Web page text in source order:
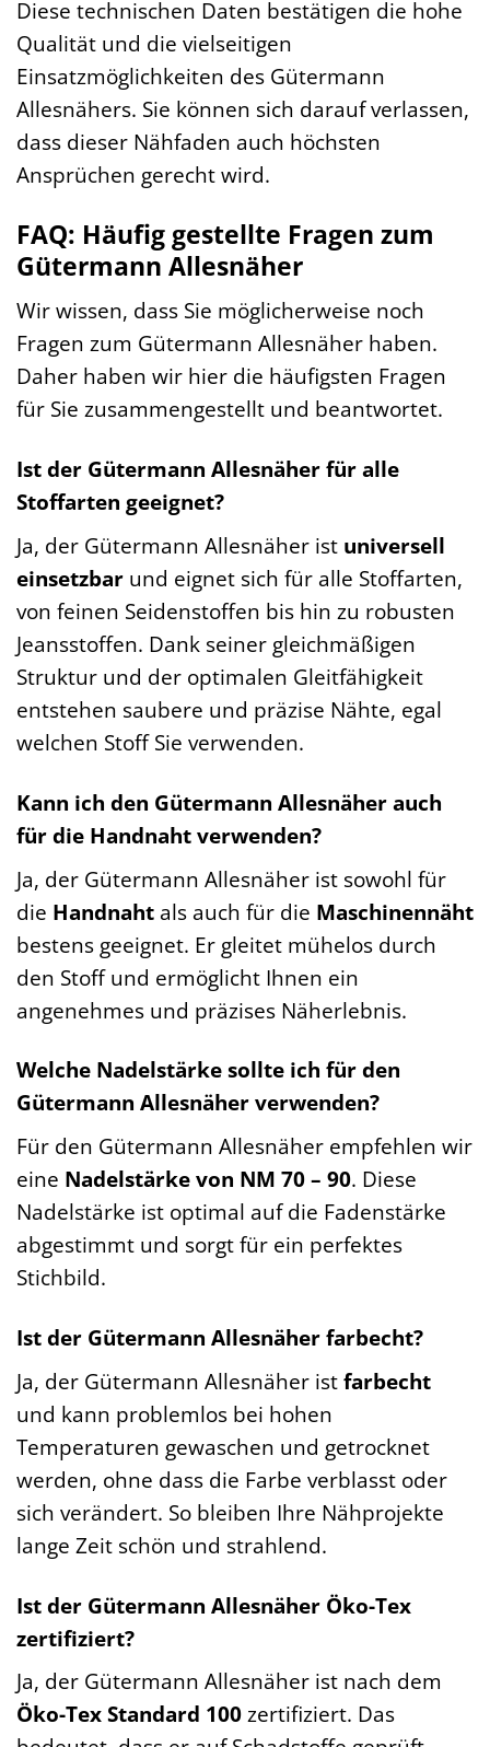
Diese technischen Daten bestätigen die hohe
Qualität und die vielseitigen
Einsatzmöglichkeiten des Gütermann
Allesnähers. Sie können sich darauf verlassen,
dass dieser Nähfaden auch höchsten
Ansprüchen gerecht wird.
FAQ: Häufig gestellte Fragen zum
Gütermann Allesnäher
Wir wissen, dass Sie möglicherweise noch
Fragen zum Gütermann Allesnäher haben.
Daher haben wir hier die häufigsten Fragen
für Sie zusammengestellt und beantwortet.
Ist der Gütermann Allesnäher für alle
Stoffarten geeignet?
Ja, der Gütermann Allesnäher ist universell
einsetzbar und eignet sich für alle Stoffarten,
von feinen Seidenstoffen bis hin zu robusten
Jeansstoffen. Dank seiner gleichmäßigen
Struktur und der optimalen Gleitfähigkeit
entstehen saubere und präzise Nähte, egal
welchen Stoff Sie verwenden.
Kann ich den Gütermann Allesnäher auch
für die Handnaht verwenden?
Ja, der Gütermann Allesnäher ist sowohl für
die Handnaht als auch für die Maschinennäht
bestens geeignet. Er gleitet mühelos durch
den Stoff und ermöglicht Ihnen ein
angenehmes und präzises Näherlebnis.
Welche Nadelstärke sollte ich für den
Gütermann Allesnäher verwenden?
Für den Gütermann Allesnäher empfehlen wir
eine Nadelstärke von NM 70 – 90. Diese
Nadelstärke ist optimal auf die Fadenstärke
abgestimmt und sorgt für ein perfektes
Stichbild.
Ist der Gütermann Allesnäher farbecht?
Ja, der Gütermann Allesnäher istfarbecht
und kann problemlos bei hohen
Temperaturen gewaschen und getrocknet
werden, ohne dass die Farbe verblasst oder
sich verändert. So bleiben Ihre Nähprojekte
lange Zeit schön und strahlend.
Ist der Gütermann Allesnäher Öko-Tex
zertifiziert?
Ja, der Gütermann Allesnäher ist nach dem
Öko-Tex Standard 100zertifiziert. Das